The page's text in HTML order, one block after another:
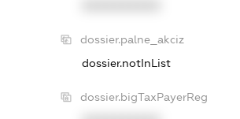
dossier.palne_akciz
dossier.notInList
dossier.bigTaxPayerReg